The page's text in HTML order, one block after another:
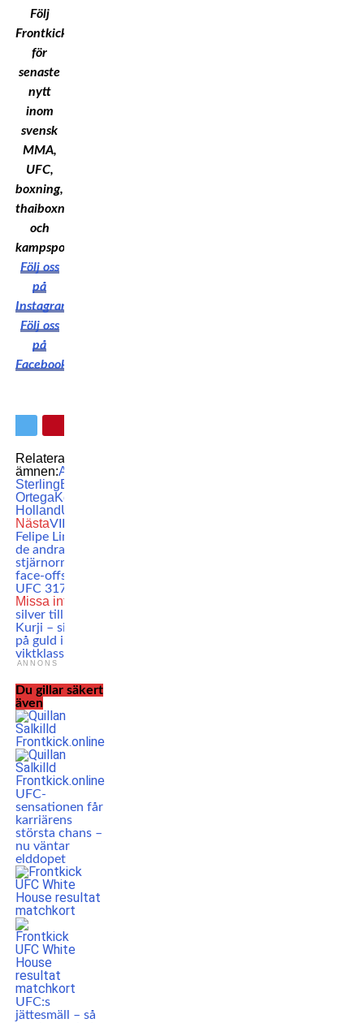
Följ
Frontkick.Online
för
senaste
nytt
inom
svensk
MMA,
UFC,
boxning,
thaiboxning
och
kampsport!
Följ oss
på
Instagram
Följ oss
på
Facebook
Relaterade
ämnen:Aljamain
SterlingBrian
OrtegaKevin
HollandUFC
NästaVIDEO: Se
Felipe Lima och
de andra
stjärnornas
face-offs inför
UFC 317
Missa inte
silver till Mark
Kurji – siktar nu
på guld i ny
viktklass!
ANNONS
Du gillar säkert
även
UFC-
sensationen får
karriärens
största chans –
nu väntar
elddopet
UFC:s
jättesmäll – så